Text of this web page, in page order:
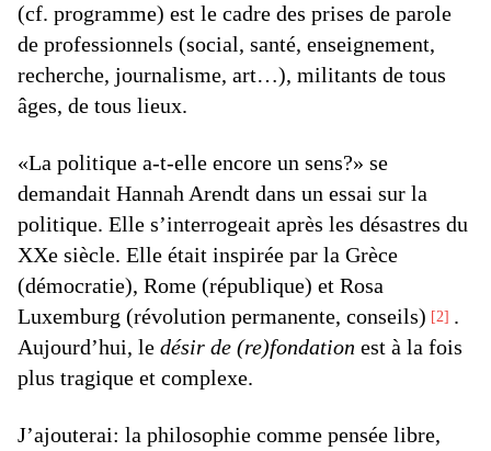
(cf. programme) est le cadre des prises de parole
de professionnels (social, santé, enseignement,
recherche, journalisme, art…), militants de tous
âges, de tous lieux.
«La politique a-t-elle encore un sens?» se
demandait Hannah Arendt dans un essai sur la
politique. Elle s’interrogeait après les désastres du
XXe siècle. Elle était inspirée par la Grèce
(démocratie), Rome (république) et Rosa
Luxemburg (révolution permanente, conseils)
2
.
Aujourd’hui, le désir de (re)fondation est à la fois
plus tragique et complexe.
J’ajouterai: la philosophie comme pensée libre,